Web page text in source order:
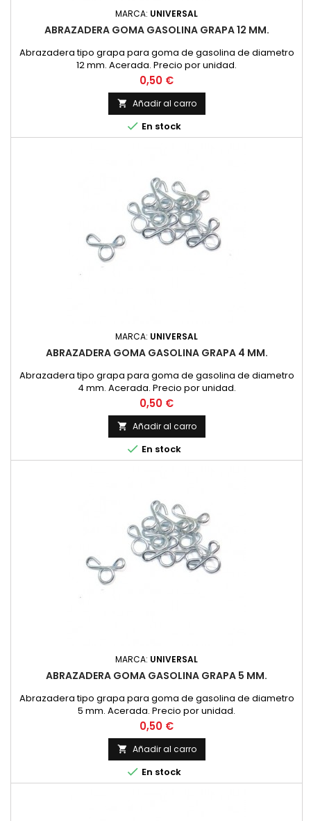
MARCA: UNIVERSAL
ABRAZADERA GOMA GASOLINA GRAPA 12 MM.
Abrazadera tipo grapa para goma de gasolina de diametro
12 mm. Acerada. Precio por unidad.
Precio
0,50 €
 Añadir al carro
 En stock
MARCA: UNIVERSAL
ABRAZADERA GOMA GASOLINA GRAPA 4 MM.
Abrazadera tipo grapa para goma de gasolina de diametro
4 mm. Acerada. Precio por unidad.
Precio
0,50 €
 Añadir al carro
 En stock
MARCA: UNIVERSAL
ABRAZADERA GOMA GASOLINA GRAPA 5 MM.
Abrazadera tipo grapa para goma de gasolina de diametro
5 mm. Acerada. Precio por unidad.
Precio
0,50 €
 Añadir al carro
 En stock